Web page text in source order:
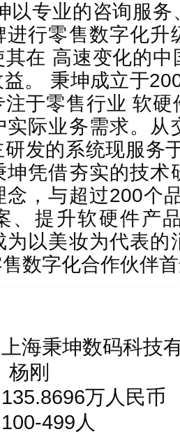
以专业的咨询服
进行零售数字化升
在 高速变化的
。 秉坤成立于
于零售行业 软
实际业务需求。从
发的系统现服务
坤凭借夯实的技术
念，与超过200个
、提升软硬件产
为以美妆为代表的
数字化合作伙伴
上海秉坤数码科技
杨刚
135.8696万人民币
100-499人